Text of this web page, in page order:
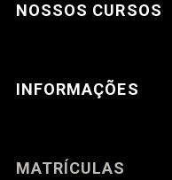
NOSSOS CURSOS
INFORMAÇÕES
MATRÍCULAS